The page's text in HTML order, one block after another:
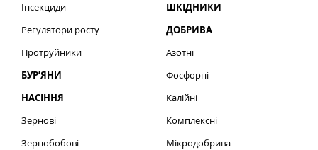
Інсекциди
Регулятори росту
Протруйники
БУР’ЯНИ
НАСІННЯ
Зернові
Зернобобові
ШКІДНИКИ
ДОБРИВА
Азотні
Фосфорні
Калійні
Комплексні
Мікродобрива